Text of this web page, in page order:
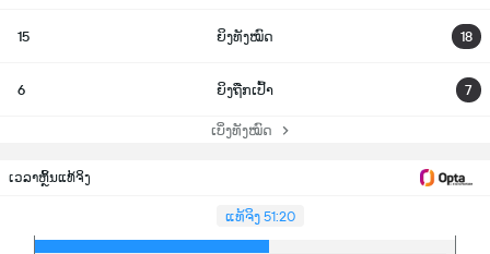
15 ຍິງທັງໝົດ 18
6 ຍິງຖືກເປົ້າ 7
ເບິ່ງທັງໝົດ
ເວລາຫຼິ້ນແທ້ຈິງ
ແທ້ຈິງ 51:20